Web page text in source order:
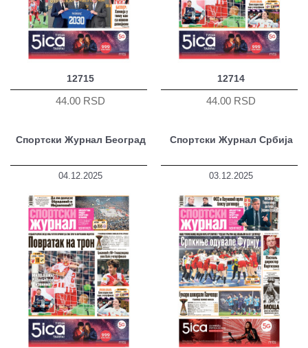
12715
44.00 RSD
12714
44.00 RSD
Спортски Журнал Београд
04.12.2025
Спортски Журнал Србија
03.12.2025